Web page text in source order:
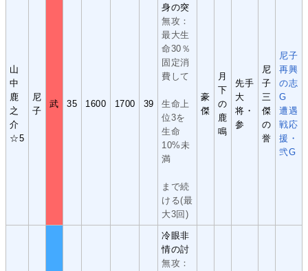
山
中
鹿
之
介
☆5
尼
子
武 35 1600 1700 39
身の突
無攻：
最大生
命30％
固定消
費して
生命上
位3を
生命
10%未
満
まで続
ける(最
大3回)
豪
傑
月
下
の
鹿
鳴
先手
大
将・
参
尼
子
三
傑
の
誉
尼子
再興
の志
G
遭遇
戦応
援・
弐G
冷眼非
情の討
無攻：